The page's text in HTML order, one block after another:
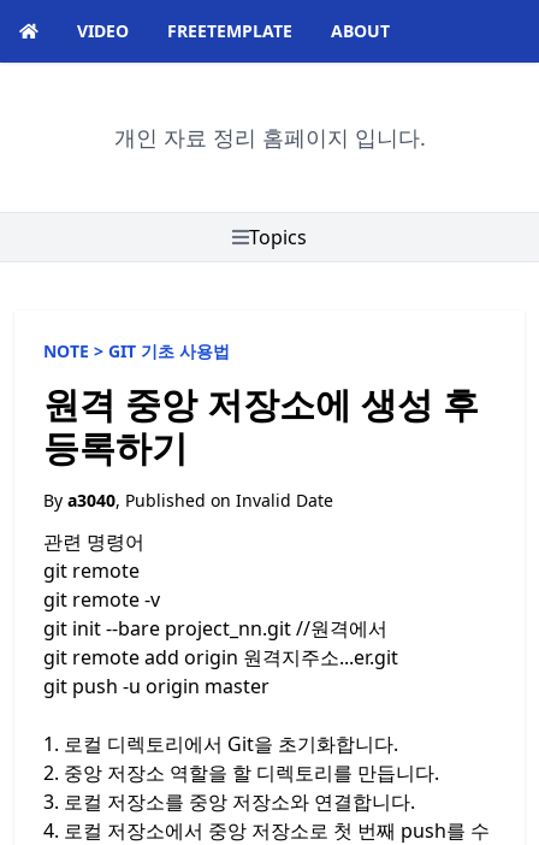
VIDEO FREETEMPLATE ABOUT
개인 자료 정리 홈페이지 입니다.
Topics
NOTE > GIT 기초 사용법
원격 중앙 저장소에 생성 후
등록하기
By a3040, Published on Invalid Date
관련 명령어
git remote
git remote -v
git init --bare project_nn.git //원격에서
git remote add origin 원격지주소...er.git
git push -u origin master
1. 로컬 디렉토리에서 Git을 초기화합니다.
2. 중앙 저장소 역할을 할 디렉토리를 만듭니다.
3. 로컬 저장소를 중앙 저장소와 연결합니다.
4. 로컬 저장소에서 중앙 저장소로 첫 번째 push를 수